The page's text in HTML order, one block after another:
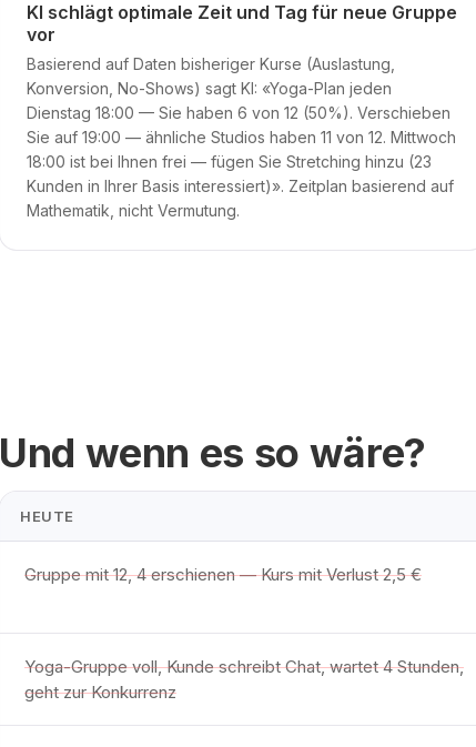
KI schlägt optimale Zeit und Tag für neue Gruppe
vor
Basierend auf Daten bisheriger Kurse (Auslastung,
Konversion, No-Shows) sagt KI: «Yoga-Plan jeden
Dienstag 18:00 — Sie haben 6 von 12 (50%). Verschieben
Sie auf 19:00 — ähnliche Studios haben 11 von 12. Mittwoch
18:00 ist bei Ihnen frei — fügen Sie Stretching hinzu (23
Kunden in Ihrer Basis interessiert)». Zeitplan basierend auf
Mathematik, nicht Vermutung.
Und wenn es so wäre?
HEUTE
Gruppe mit 12, 4 erschienen — Kurs mit Verlust 2,5 €
Yoga-Gruppe voll, Kunde schreibt Chat, wartet 4 Stunden,
geht zur Konkurrenz